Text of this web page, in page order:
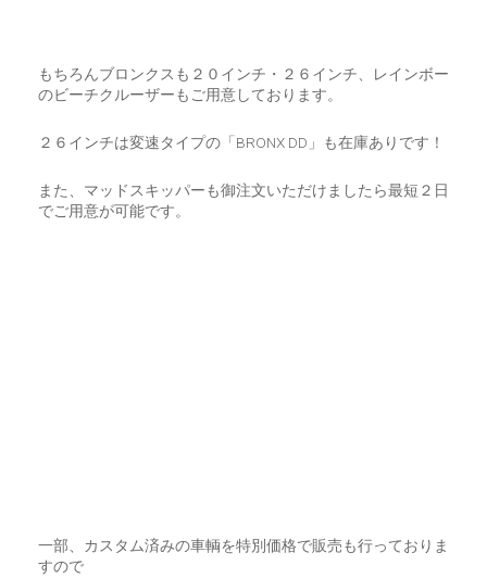
もちろんブロンクスも２０インチ・２６インチ、レインボー
のビーチクルーザーもご用意しております。
２６インチは変速タイプの「BRONX DD」も在庫ありです！
また、マッドスキッパーも御注文いただけましたら最短２日
でご用意が可能です。
一部、カスタム済みの車輌を特別価格で販売も行っておりま
すので